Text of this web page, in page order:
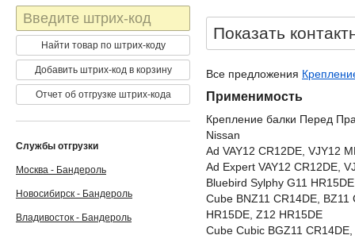
Показать
Все предложения
Применимость
Крепление балки Перед
Nissan
Ad VAY12 CR12DE, VJY12
Ad Expert VAY12 CR12DE,
Bluebird Sylphy G11
Cube BNZ11 CR14DE,
HR15DE, Z12 HR15DE
Cube Cubic BGZ11
Штрих-
код
Найти товар по штрих-коду
Добавить штрих-код в корзину
Отчет об отгрузке штрих-кода
Службы отгрузки
Москва - Бандероль
Новосибирск - Бандероль
Владивосток - Бандероль